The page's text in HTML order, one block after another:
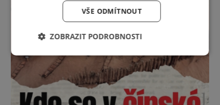
VŠE ODMÍTNOUT
ZOBRAZIT PODROBNOSTI